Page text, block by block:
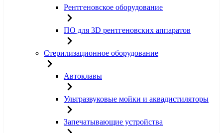
Рентгеновское оборудование
ПО для 3D рентгеновских аппаратов
Стерилизационное оборудование
Автоклавы
Ультразвуковые мойки и аквадистиляторы
Запечатывающие устройства